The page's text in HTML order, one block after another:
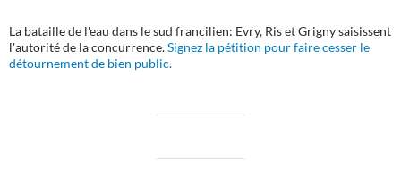
La bataille de l'eau dans le sud francilien: Evry, Ris et Grigny saisissent
l'autorité de la concurrence.Signez la pétition pour faire cesser le
détournement de bien public.